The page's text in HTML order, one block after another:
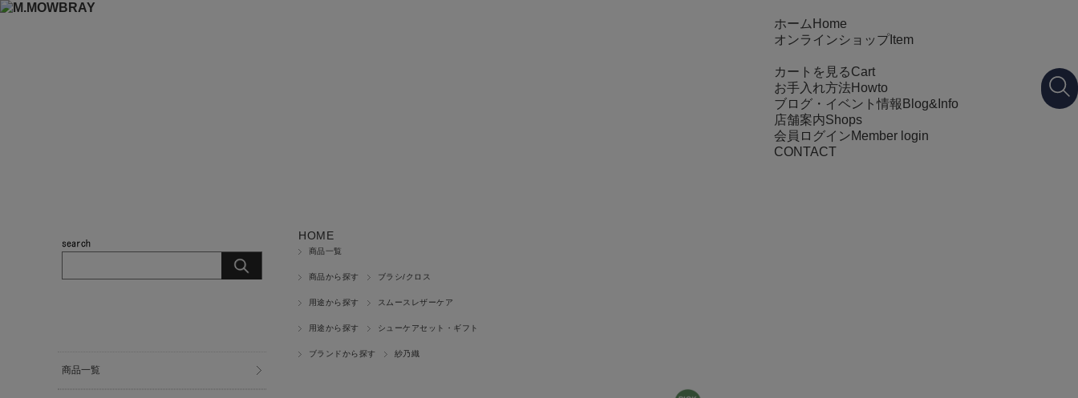
ホーム Home
オンラインショップItem
カートを見るCart
お手入れ方法Howto
ブログ・イベント情報 Blog&Info
店舗案内Shops
会員ログインMember login
CONTACT
HOME
商品一覧
商品から探す ブラシ/クロス
用途から探す スムースレザーケア
用途から探す シューケアセット・ギフト
ブランドから探す 紗乃織
商品一覧